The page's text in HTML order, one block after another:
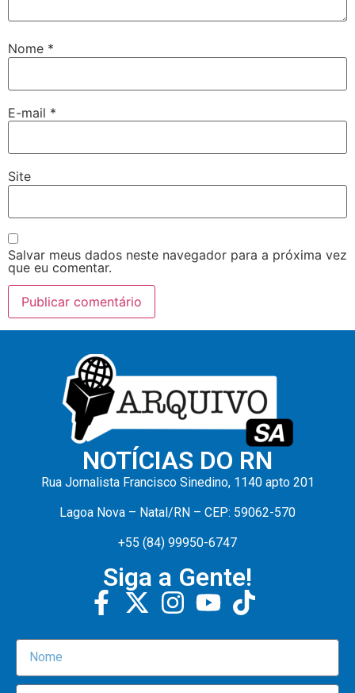
Nome *
E-mail *
Site
Salvar meus dados neste navegador para a próxima vez
que eu comentar.
NOTÍCIAS DO RN
Rua Jornalista Francisco Sinedino, 1140 apto 201
Lagoa Nova – Natal/RN – CEP: 59062-570
+55 (84) 99950-6747
Siga a Gente!